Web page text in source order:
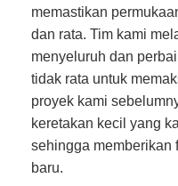
memastikan
dan rata. Tim kami
menyeluruh dan
tidak rata untuk
proyek kami
keretakan kecil yang
sehingga memberikan
baru.